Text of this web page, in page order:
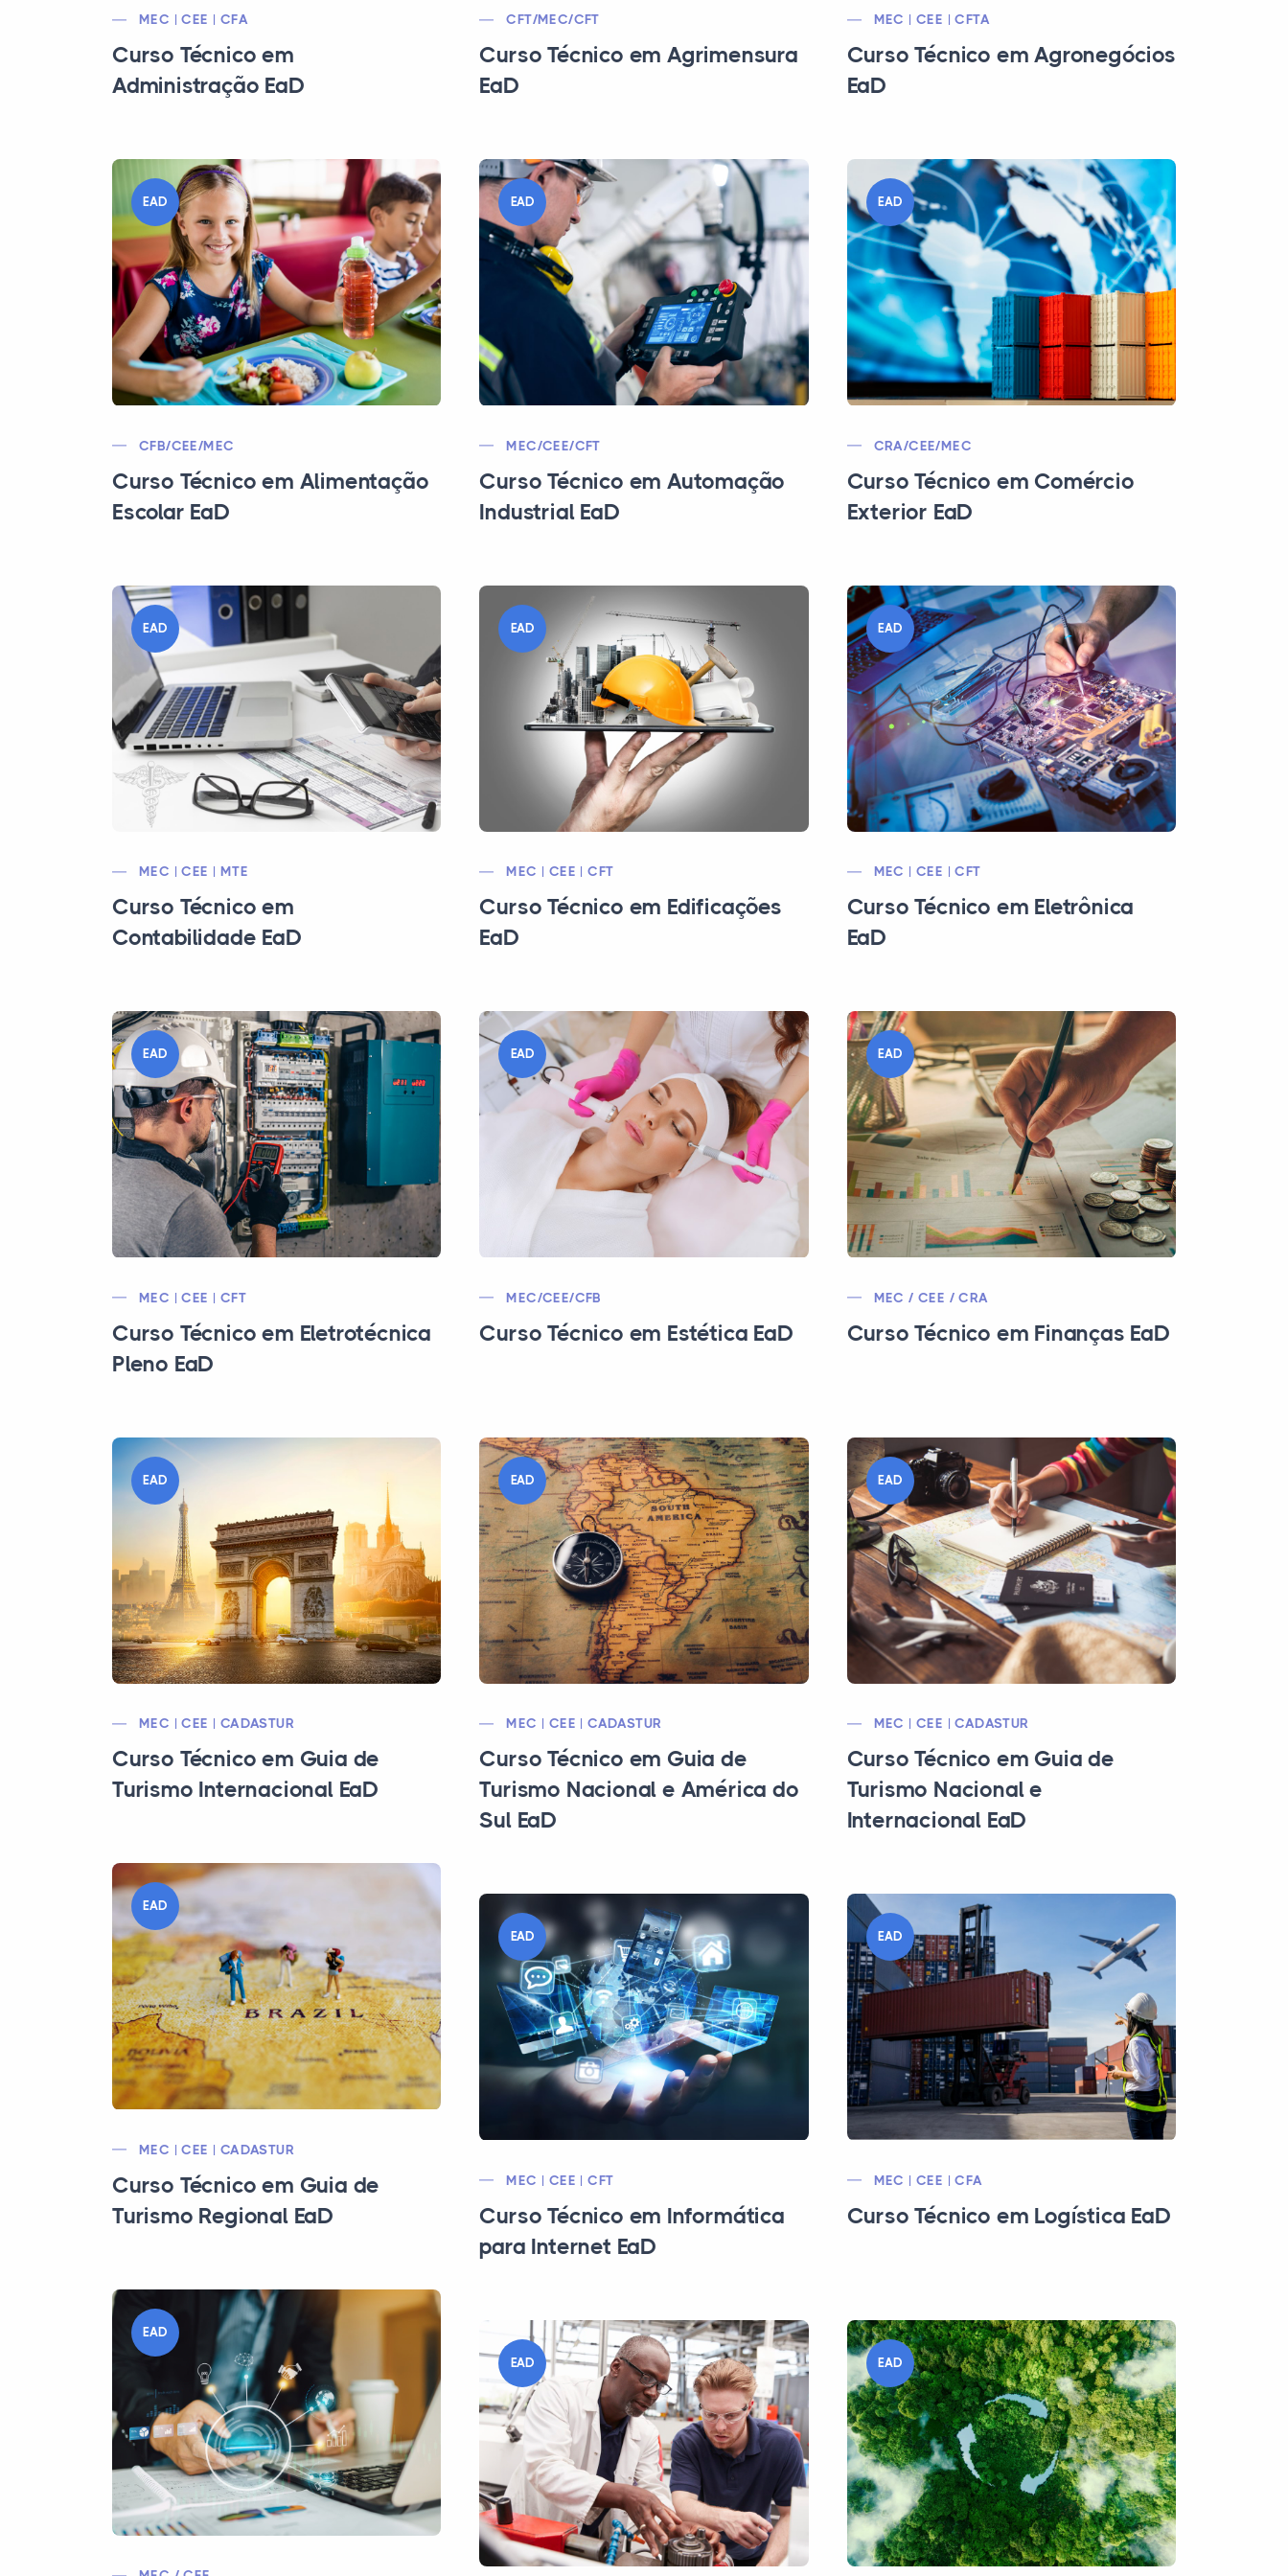
MEC | CEE | CFA
Curso Técnico em
Administração EaD
CFT/MEC/CFT
Curso Técnico em Agrimensura
EaD
MEC | CEE | CFTA
Curso Técnico em Agronegócios
EaD
EAD
CFB/CEE/MEC
Curso Técnico em Alimentação
Escolar EaD
EAD
MEC/CEE/CFT
Curso Técnico em Automação
Industrial EaD
EAD
CRA/CEE/MEC
Curso Técnico em Comércio
Exterior EaD
EAD
MEC | CEE | MTE
Curso Técnico em
Contabilidade EaD
EAD
MEC | CEE | CFT
Curso Técnico em Edificações
EaD
EAD
MEC | CEE | CFT
Curso Técnico em Eletrônica
EaD
EAD
MEC | CEE | CFT
Curso Técnico em Eletrotécnica
Pleno EaD
EAD
MEC/CEE/CFB
Curso Técnico em Estética EaD
EAD
MEC / CEE / CRA
Curso Técnico em Finanças EaD
EAD
MEC | CEE | CADASTUR
Curso Técnico em Guia de
Turismo Internacional EaD
EAD
MEC | CEE | CADASTUR
Curso Técnico em Guia de
Turismo Nacional e América do
Sul EaD
EAD
MEC | CEE | CADASTUR
Curso Técnico em Guia de
Turismo Nacional e
Internacional EaD
EAD
MEC | CEE | CADASTUR
Curso Técnico em Guia de
Turismo Regional EaD
EAD
MEC | CEE | CFT
Curso Técnico em Informática
para Internet EaD
EAD
MEC | CEE | CFA
Curso Técnico em Logística EaD
EAD
EAD EAD